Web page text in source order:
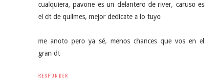
cualquiera, pavone es un delantero de river, caruso es
el dt de quilmes, mejor dedicate a lo tuyo
me anoto pero ya sé, menos chances que vos en el
gran dt
RESPONDER